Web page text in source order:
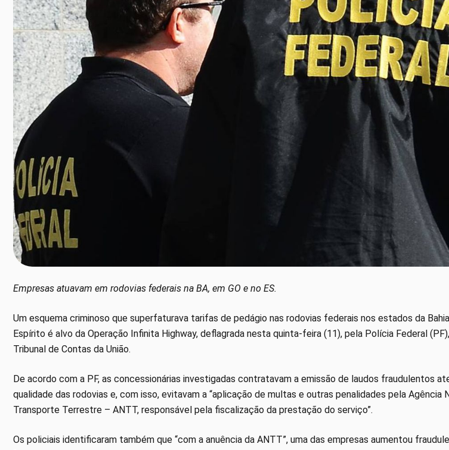
Empresas atuavam em rodovias federais na BA, em GO e no ES.
Um esquema criminoso que superfaturava tarifas de pedágio nas rodovias federais nos estados da
Espírito é alvo da Operação Infinita Highway, deflagrada nesta quinta-feira (11), pela Polícia Federal
Tribunal de Contas da União.
De acordo com a PF, as concessionárias investigadas contratavam a emissão de laudos fraudulentos
qualidade das rodovias e, com isso, evitavam a “aplicação de multas e outras penalidades pela Agência
Transporte Terrestre – ANTT, responsável pela fiscalização da prestação do serviço”.
Os policiais identificaram também que “com a anuência da ANTT”, uma das empresas aumentou